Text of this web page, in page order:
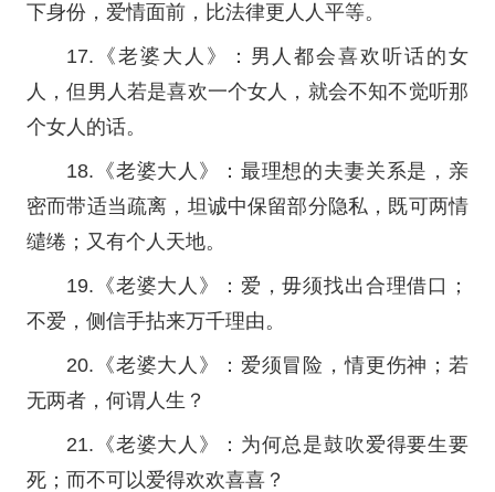
下身份，爱情面前，比法律更人人平等。
17.《老婆大人》：男人都会喜欢听话的女
人，但男人若是喜欢一个女人，就会不知不觉听那
个女人的话。
18.《老婆大人》：最理想的夫妻关系是，亲
密而带适当疏离，坦诚中保留部分隐私，既可两情
缱绻；又有个人天地。
19.《老婆大人》：爱，毋须找出合理借口；
不爱，侧信手拈来万千理由。
20.《老婆大人》：爱须冒险，情更伤神；若
无两者，何谓人生？
21.《老婆大人》：为何总是鼓吹爱得要生要
死；而不可以爱得欢欢喜喜？